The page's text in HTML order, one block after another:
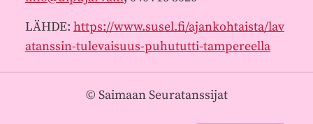
LÄHDE: https://www.susel.fi/ajankohtaista/lav
atanssin-tulevaisuus-puhututti-tampereella
© Saimaan Seuratanssijat